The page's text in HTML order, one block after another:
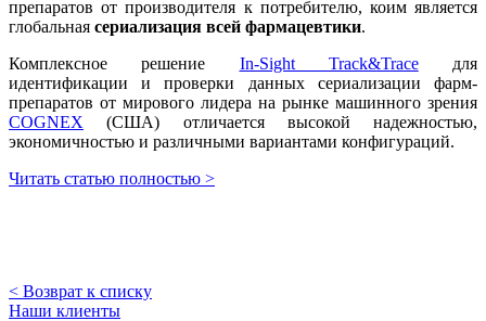
препаратов от производителя к потребителю, коим является
глобальная сериализация всей фармацевтики.
Комплексное решение In-Sight Track&Traceдля
идентификации и проверки данных cериализации фарм-
препаратов от мирового лидера на рынке машинного зрения
COGNEX (США) отличается высокой надежностью,
экономичностью и различными вариантами конфигураций.
Читать статью полностью >
< Возврат к списку
Наши клиенты